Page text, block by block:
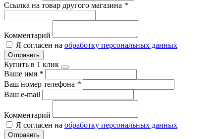
Ссылка на товар другого магазина *
Комментарий
Я согласен на обработку персональных данных
Отправить
Купить в 1 клик
Ваше имя *
Ваш номер телефона *
Ваш e-mail
Комментарий
Я согласен на обработку персональных данных
Отправить